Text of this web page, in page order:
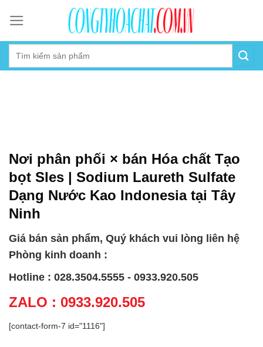
content
Nơi phân phối × bán Hóa chất Tạo
bọt Sles | Sodium Laureth Sulfate
Dạng Nước Kao Indonesia tại Tây
Ninh
Giá bán sản phẩm, Quý khách vui lòng liên hệ
Phòng kinh doanh :
Hotline : 028.3504.5555 - 0933.920.505
ZALO : 0933.920.505
[contact-form-7 id="1116"]